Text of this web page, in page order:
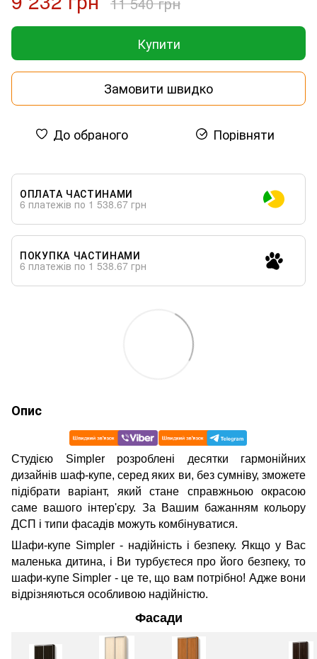
Купити
Замовити швидко
До обраного Порівняти
ОПЛАТА ЧАСТИНАМИ
6 платежів по 1 538.67 грн
ПОКУПКА ЧАСТИНАМИ
6 платежів по 1 538.67 грн
Опис
Студією Simpler розроблені десятки гармонійних
дизайнів шаф-купе, серед яких ви, без сумніву, зможете
підібрати варіант, який стане справжньою окрасою
саме вашого інтер'єру. За Вашим бажанням кольору
ДСП і типи фасадів можуть комбінуватися.
Шафи-купе Simpler - надійність і безпеку. Якщо у Вас
маленька дитина, і Ви турбуєтеся про його безпеку, то
шафи-купе Simpler - це те, що вам потрібно! Адже вони
відрізняються особливою надійністю.
Фасади